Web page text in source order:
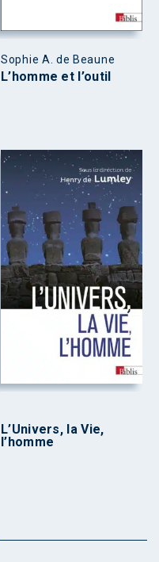
Sophie A. de Beaune
L’homme et l’outil
L’Univers, la Vie,
l’homme